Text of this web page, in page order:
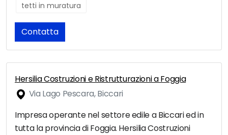
tetti in muratura
Contatta
Hersilia Costruzioni e Ristrutturazioni a Foggia
Via Lago Pescara, Biccari
Impresa operante nel settore edile a Biccari ed in
tutta la provincia di Foggia. Hersilia Costruzioni